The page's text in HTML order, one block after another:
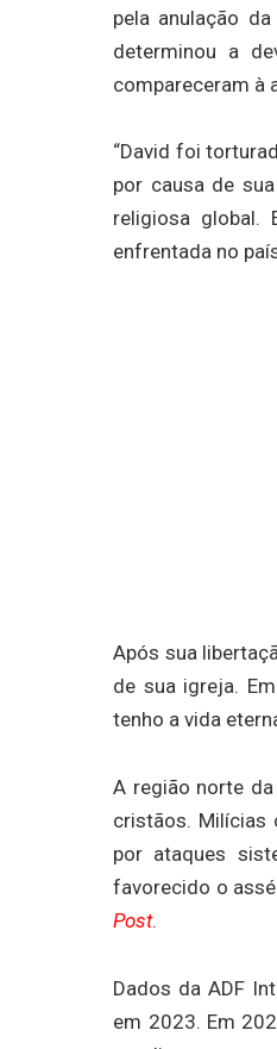
pela anulação
determinou a
compareceram à
“David foi
por causa de
religiosa global.
enfrentada no
Após sua
de sua igreja.
tenho a vida
A região norte
cristãos. Milícias
por ataques
favorecido o
Post.
Dados da ADF
em 2023. Em